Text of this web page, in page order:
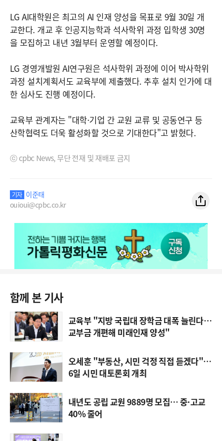
LG AI대학원은 최고의 AI 인재 양성을 목표로 9월 30일 개
교한다. 개교 후 인공지능학과 석사학위 과정 입학생 30명
을 모집하고 내년 3월부터 운영할 예정이다.
LG 경영개발원 AI연구원은 석사학위 과정에 이어 박사학위
과정 설치계획서도 교육부에 제출했다. 추후 설치 인가에 대
한 심사도 진행 예정이다.
교육부 관계자는 "대학·기업 간 교원 교류 및 공동연구 등
산학협력도 더욱 활성화할 것으로 기대한다"고 밝혔다.
ⓒ cpbc News, 무단 전재 및 재배포 금지
기자 이준태
ouioui@cpbc.co.kr
함께 본 기사
교육부 "지방 국립대 장학금 대폭 늘린다…
교부금 개편해 미래인재 양성"
오세훈 "부동산, 시민 걱정 직접 듣겠다"…
6일 시민 대토론회 개최
내년도 공립 교원 9889명 모집… 중·고교
40% 줄어